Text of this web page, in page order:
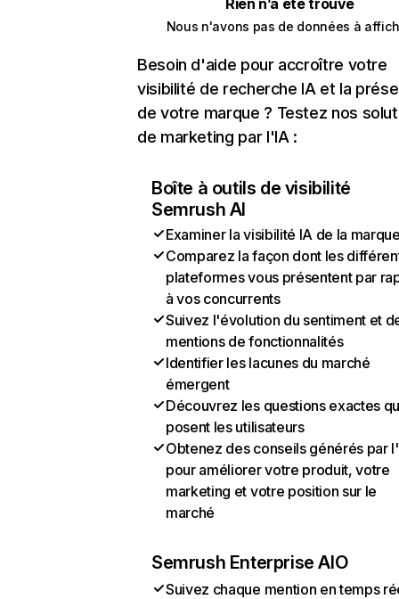
Rien n’a été trouvé
Nous n'avons pas de données à
Besoin d'aide pour accroître votre
visibilité de recherche IA et la
de votre marque ? Testez nos
de marketing par l'IA :
Boîte à outils de visibilité
Semrush AI
Examiner la visibilité IA de la
Comparez la façon dont les
plateformes vous présentent par
à vos concurrents
Suivez l'évolution du sentiment et
mentions de fonctionnalités
Identifier les lacunes du marché
émergent
Découvrez les questions exactes
posent les utilisateurs
Obtenez des conseils générés par
pour améliorer votre produit, votre
marketing et votre position sur le
marché
Semrush Enterprise AIO
Suivez chaque mention en temps